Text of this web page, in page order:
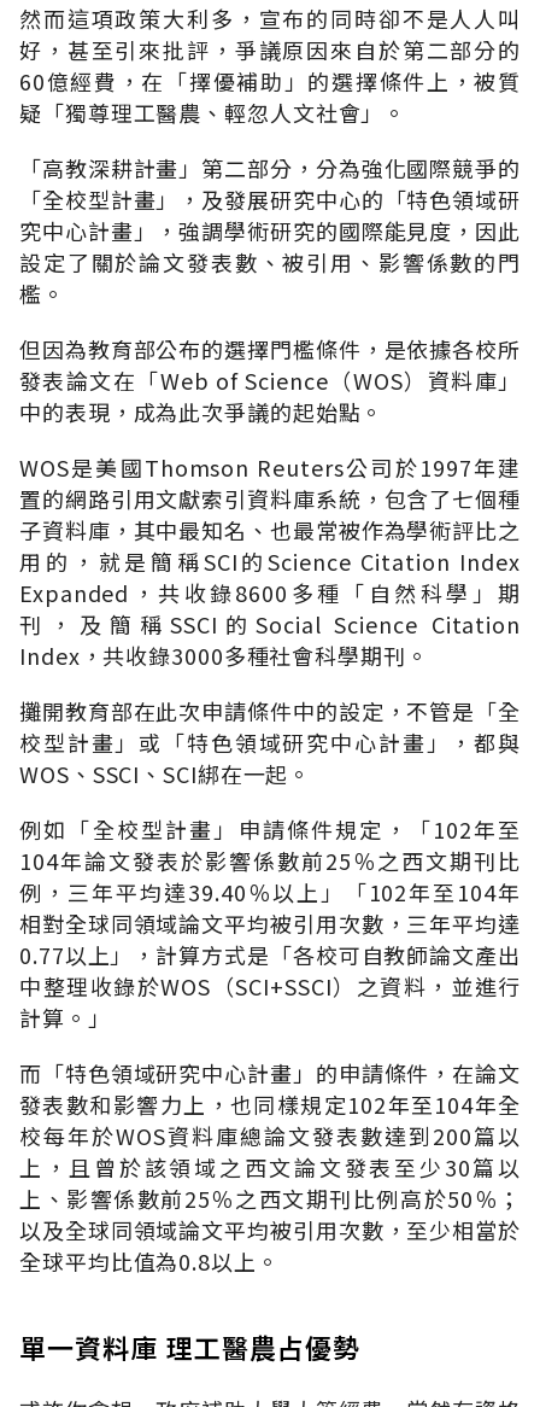
然而這項政策大利多，宣布的同時卻不是人人叫
好，甚至引來批評，爭議原因來自於第二部分的
60億經費，在「擇優補助」的選擇條件上，被質
疑「獨尊理工醫農、輕忽人文社會」。
「高教深耕計畫」第二部分，分為強化國際競爭的
「全校型計畫」，及發展研究中心的「特色領域研
究中心計畫」，強調學術研究的國際能見度，因此
設定了關於論文發表數、被引用、影響係數的門
檻。
但因為教育部公布的選擇門檻條件，是依據各校所
發表論文在「Web of Science（WOS）資料庫」
中的表現，成為此次爭議的起始點。
WOS是美國Thomson Reuters公司於1997年建
置的網路引用文獻索引資料庫系統，包含了七個種
子資料庫，其中最知名、也最常被作為學術評比之
用的，就是簡稱SCI的Science Citation Index
Expanded，共收錄8600多種「自然科學」期
刊，及簡稱SSCI的Social Science Citation
Index，共收錄3000多種社會科學期刊。
攤開教育部在此次申請條件中的設定，不管是「全
校型計畫」或「特色領域研究中心計畫」，都與
WOS、SSCI、SCI綁在一起。
例如「全校型計畫」申請條件規定，「102年至
104年論文發表於影響係數前25％之西文期刊比
例，三年平均達39.40％以上」「102年至104年
相對全球同領域論文平均被引用次數，三年平均達
0.77以上」，計算方式是「各校可自教師論文產出
中整理收錄於WOS（SCI+SSCI）之資料，並進行
計算。」
而「特色領域研究中心計畫」的申請條件，在論文
發表數和影響力上，也同樣規定102年至104年全
校每年於WOS資料庫總論文發表數達到200篇以
上，且曾於該領域之西文論文發表至少30篇以
上、影響係數前25％之西文期刊比例高於50％；
以及全球同領域論文平均被引用次數，至少相當於
全球平均比值為0.8以上。
單一資料庫 理工醫農占優勢